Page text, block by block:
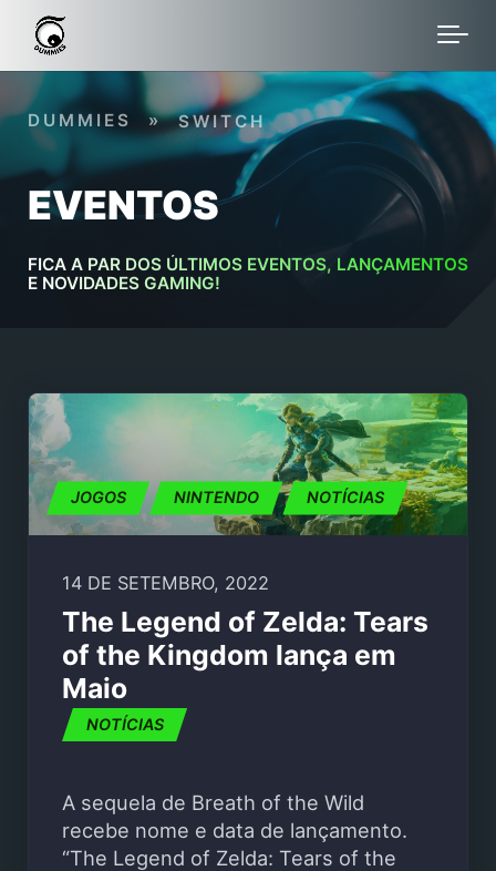
Skip to main content
EVENTOS
FICA A PAR DOS ÚLTIMOS EVENTOS, LANÇAMENTOS
E NOVIDADES GAMING!
DUMMIES » SWITCH
JOGOS NINTENDO NOTÍCIAS
14 DE SETEMBRO, 2022
The Legend of Zelda: Tears
of the Kingdom lança em
Maio
NOTÍCIAS
A sequela de Breath of the Wild
recebe nome e data de lançamento.
“The Legend of Zelda: Tears of the